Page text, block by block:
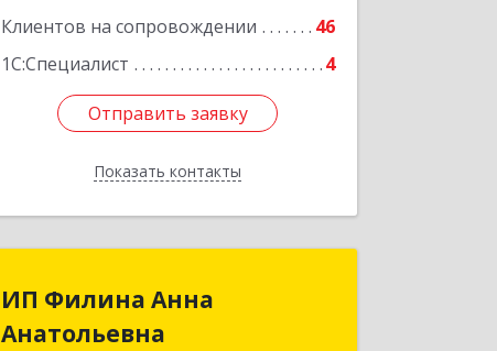
Клиентов на сопровождении
46
1С:Специалист
4
Отправить заявку
Показать контакты
Отправить заявку
Назад
ИП Филина Анна
Анатольевна
Анатольевна